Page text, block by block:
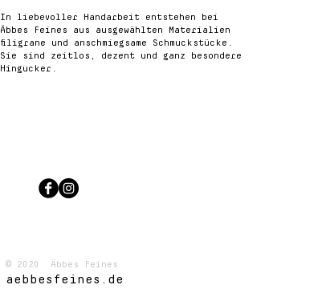
In liebevoller Handarbeit entstehen bei
Äbbes Feines aus ausgewählten Materialien
filigrane und anschmiegsame Schmuckstücke.
Sie sind zeitlos, dezent und ganz besondere
Hingucker.
© 2020 Äbbes Feines
aebbesfeines.de